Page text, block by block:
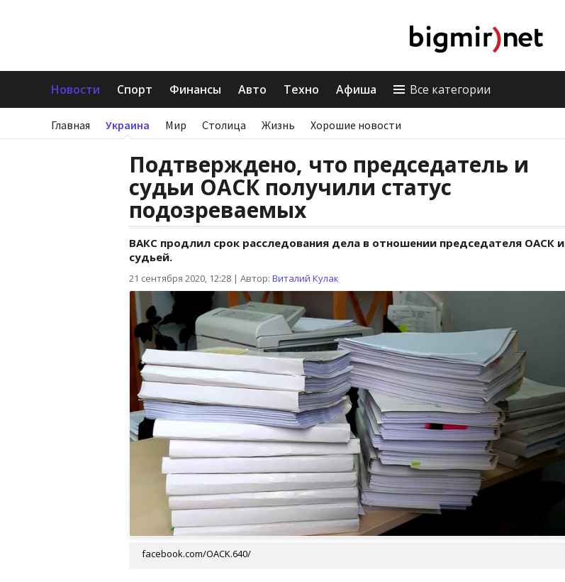
Новости Спорт Финансы Авто Техно Афиша Все категории
Главная Украина Мир Столица Жизнь Хорошие новости
Подтверждено, что председатель и
судьи ОАСК получили статус
подозреваемых
ВАКС продлил срок расследования дела в отношении председателя ОАСК и
судьей.
21 сентября 2020, 12:28 | Автор: Виталий Кулак
facebook.com/OACK.640/